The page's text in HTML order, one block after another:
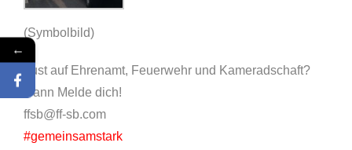
(Symbolbild)
Lust auf Ehrenamt, Feuerwehr und Kameradschaft?
Dann Melde dich!
ffsb@ff-sb.com
#gemeinsamstark
←